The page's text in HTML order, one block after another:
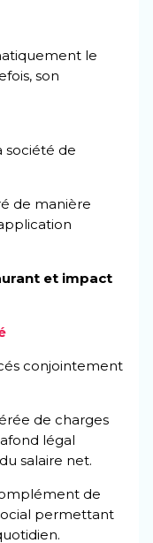
le
son
société de
de manière
et impact
conjointement
de charges
légal
salaire net.
de
permettant